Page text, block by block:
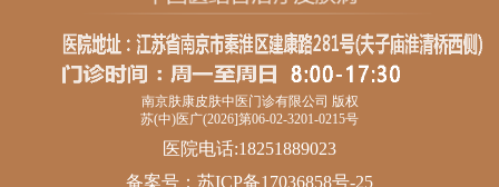
南京肤康皮肤中医门诊有限公司 版权
苏(中)医广(2026]第06-02-3201-0215号
医院电话:18251889023
备案号： 苏ICP备17036858号-25